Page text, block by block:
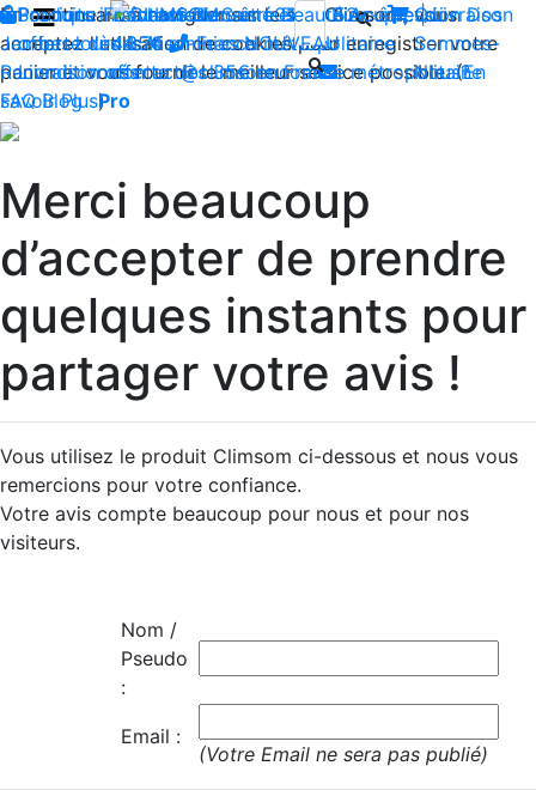
En continuant à naviguer sur le site Climsom, vous
acceptez l'utilisation de cookies pour enregistrer votre
panier et vous fournir le meilleur service possible. (En
savoir Plus)
Produits innovants de Santé et de Bien-être | Livraison
offerte dès 35€ en France métropolitaine
Livraison offerte dès 35€ en France métropolitaine
Contactez-nous : 02 85 52
44 74
-
contact@climsom.com
Qui
Sommes-
Nous?
Boutique Fraîcheur Bien-être Beauté Acupression Dos
Jambes lourdes Insomnies NOUVEAU
Reconditionnés
FAQ Blog Pro
Merci beaucoup
d’accepter de prendre
quelques instants pour
partager votre avis !
Vous utilisez le produit Climsom ci-dessous et nous vous
remercions pour votre confiance.
Votre avis compte beaucoup pour nous et pour nos
visiteurs.
Nom /
Pseudo
:
Email :
(Votre Email ne sera pas publié)